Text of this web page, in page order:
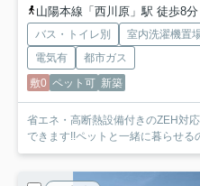
山陽本線「西川原」駅 徒歩8分
バス・トイレ別 室内洗濯機置
電気有
都市ガス
敷0 ペット可 新築
省エネ・高断熱設備付きのZEH対
できます!!ペットと一緒に暮らせる